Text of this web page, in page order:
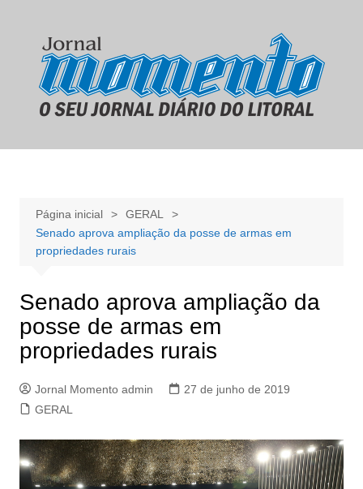
conteúdo
Página inicial
GERAL
Senado aprova ampliação da posse de armas em
propriedades rurais
Senado aprova ampliação da
posse de armas em
propriedades rurais
Jornal Momento admin
27 de junho de 2019
GERAL